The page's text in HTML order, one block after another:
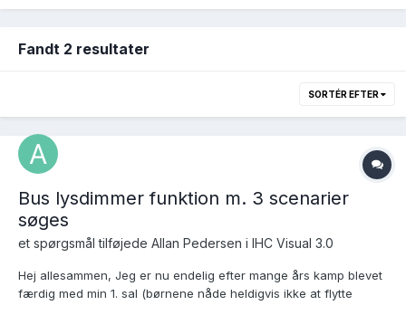
Fandt 2 resultater
SORTÉR EFTER
Bus lysdimmer funktion m. 3 scenarier
søges
et spørgsmål tilføjede Allan Pedersen i IHC Visual 3.0
Hej allesammen, Jeg er nu endelig efter mange års kamp blevet
færdig med min 1. sal (børnene nåde heldigvis ikke at flytte